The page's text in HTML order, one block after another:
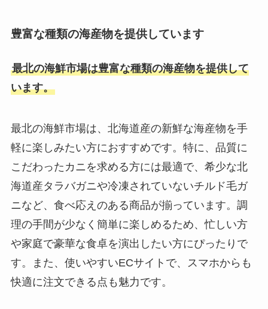
豊富な種類の海産物を提供しています
最北の海鮮市場は豊富な種類の海産物を提供して
います。
最北の海鮮市場は、北海道産の新鮮な海産物を手
軽に楽しみたい方におすすめです。特に、品質に
こだわったカニを求める方には最適で、希少な北
海道産タラバガニや冷凍されていないチルド毛ガ
ニなど、食べ応えのある商品が揃っています。調
理の手間が少なく簡単に楽しめるため、忙しい方
や家庭で豪華な食卓を演出したい方にぴったりで
す。また、使いやすいECサイトで、スマホからも
快適に注文できる点も魅力です。